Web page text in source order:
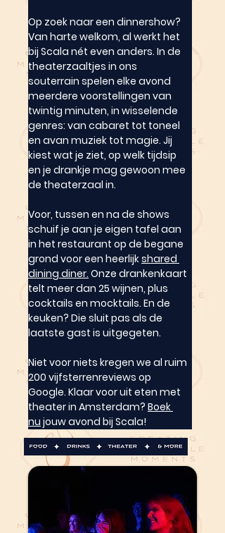
Op zoek naar een dinnershow?
Van harte welkom, al werkt het
bij Scala nét even anders. In de
theaterzaaltjes in ons
souterrain spelen elke avond
meerdere voorstellingen van
twintig minuten, in wisselende
genres: van cabaret tot toneel
en avan muziek tot magie. Jij
kiest wat je ziet, op welk tijdsip
en je drankje mag gewoon mee
de theaterzaal in.
Voor, tussen en na de shows
schuif je aan je eigen tafel aan
in het restaurant op de begane
grond voor een heerlijk shared
dining diner. Onze drankenkaart
telt meer dan 25 wijnen, plus
cocktails en mocktails. En de
keuken? Die sluit pas als de
laatste gast is uitgegeten.
Niet voor niets kregen we al ruim
200 vijfsterrenreviews op
Google. Klaar voor uit eten met
theater in Amsterdam? Boek
nu jouw avond bij Scala!